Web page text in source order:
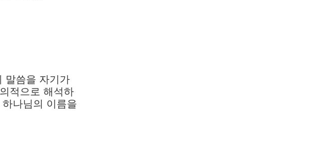
말씀을 자기가
적으로 해석하
나님의 이름을